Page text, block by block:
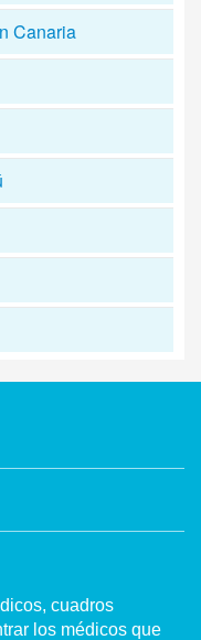
Canaria
cuadros
los médicos que